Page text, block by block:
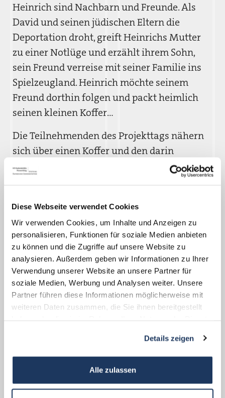
Diese Webseite verwendet Cookies
Wir verwenden Cookies, um Inhalte und Anzeigen zu
personalisieren, Funktionen für soziale Medien anbieten
zu können und die Zugriffe auf unsere Website zu
analysieren. Außerdem geben wir Informationen zu Ihrer
Verwendung unserer Website an unsere Partner für
soziale Medien, Werbung und Analysen weiter. Unsere
Partner führen diese Informationen möglicherweise mit
weiteren Daten zusammen, die Sie ihnen bereitgestellt
Details zeigen
Alle zulassen
Heinrich sind Nachbarn und Freunde. Als
David und seinen jüdischen Eltern die
Deportation droht, greift Heinrichs Mutter
zu einer Notlüge und erzählt ihrem Sohn,
sein Freund verreise mit seiner Familie ins
Spielzeugland. Heinrich möchte seinem
Freund dorthin folgen und packt heimlich
seinen kleinen Koffer…
Die Teilnehmenden des Projekttags nähern
sich über einen Koffer und den darin
befindlichen Gegenständen der Geschichte
der beiden Jungen an, die ihnen in mehreren
der Person von David Silberstein eröffnet
sich die Möglichkeit über die Verfolgung und
Deportation jüdischer Menschen zu
sprechen.
Programmablauf: Workshop (2 Std.), Pause
Szenen aus "Spielzeugland" (2007),
Regie: J. A. Freydank